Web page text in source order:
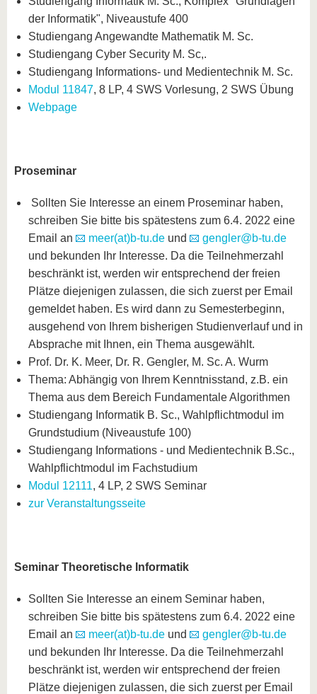
der Informatik", Niveaustufe 400
Studiengang Angewandte Mathematik M. Sc.
Studiengang Cyber Security M. Sc,.
Studiengang Informations- und Medientechnik M. Sc.
Modul 11847, 8 LP, 4 SWS Vorlesung, 2 SWS Übung
Webpage
Proseminar
Sollten Sie Interesse an einem Proseminar haben,
schreiben Sie bitte bis spätestens zum 6.4. 2022 eine
Email an
meer(at)b-tu.de und
gengler@b-tu.de
und bekunden Ihr Interesse. Da die Teilnehmerzahl
beschränkt ist, werden wir entsprechend der freien
Plätze diejenigen zulassen, die sich zuerst per Email
gemeldet haben. Es wird dann zu Semesterbeginn,
ausgehend von Ihrem bisherigen Studienverlauf und in
Absprache mit Ihnen, ein Thema ausgewählt.
Prof. Dr. K. Meer, Dr. R. Gengler, M. Sc. A. Wurm
Thema: Abhängig von Ihrem Kenntnisstand, z.B. ein
Thema aus dem Bereich Fundamentale Algorithmen
Studiengang Informatik B. Sc., Wahlpflichtmodul im
Grundstudium (Niveaustufe 100)
Studiengang Informations - und Medientechnik B.Sc.,
Wahlpflichtmodul im Fachstudium
Modul 12111, 4 LP, 2 SWS Seminar
zur Veranstaltungsseite
Seminar Theoretische Informatik
Sollten Sie Interesse an einem Seminar haben,
schreiben Sie bitte bis spätestens zum 6.4. 2022 eine
Email an
meer(at)b-tu.de und
gengler@b-tu.de
und bekunden Ihr Interesse. Da die Teilnehmerzahl
beschränkt ist, werden wir entsprechend der freien
Plätze diejenigen zulassen, die sich zuerst per Email